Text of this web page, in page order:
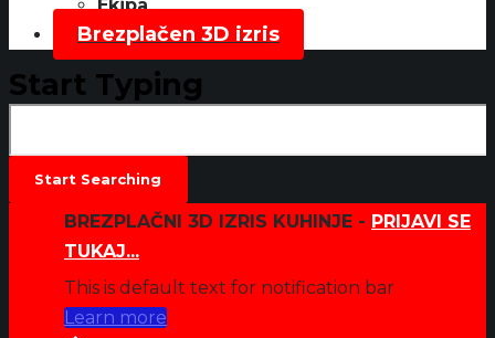
Ekipa
Brezplačen 3D izris
Start Typing
BREZPLAČNI 3D IZRIS KUHINJE - PRIJAVI SE
TUKAJ...
This is default text for notification bar
Learn more